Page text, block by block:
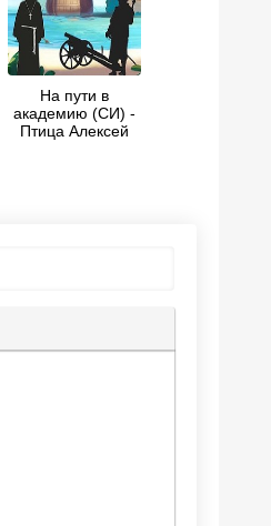
На пути в
академию (СИ) -
Птица Алексей